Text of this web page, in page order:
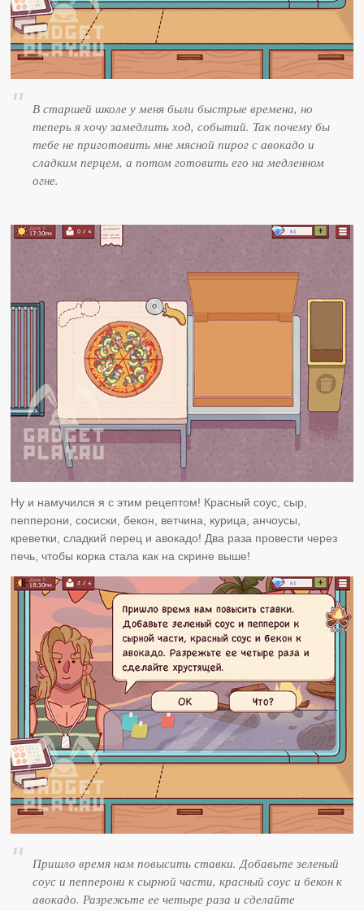
В старшей школе у меня были быстрые времена, но
теперь я хочу замедлить ход, событий. Так почему бы
тебе не приготовить мне мясной пирог с авокадо и
сладким перцем, а потом готовить его на медленном
огне.
Ну и намучился я с этим рецептом! Красный соус, сыр,
пепперони, сосиски, бекон, ветчина, курица, анчоусы,
креветки, сладкий перец и авокадо! Два раза провести через
печь, чтобы корка стала как на скрине выше!
Пришло время нам повысить ставки. Добавьте зеленый
соус и пепперони к сырной части, красный соус и бекон к
авокадо. Разрежьте ее четыре раза и сделайте